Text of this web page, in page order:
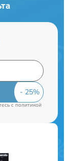
cполитикой